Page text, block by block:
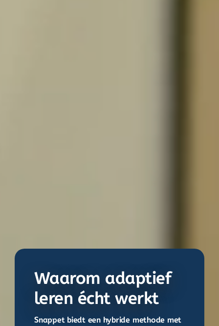
Waarom adaptief
leren écht werkt
Snappet biedt een hybride methode met